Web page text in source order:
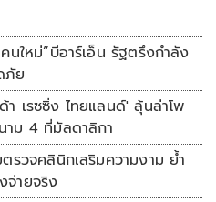
บีอาร์เอ็น รัฐตรึงกำลัง
ภัย
เรซซิ่ง ไทยแลนด์' ลุ้นล่าโพ
าม 4 ที่มัลดาลิกา
ตรวจคลินิกเสริมความงาม ย้ำ
จ่ายจริง